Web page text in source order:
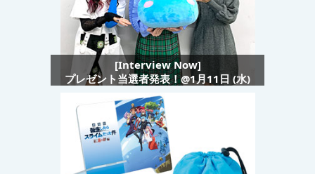
[Interview Now]
プレゼント当選者発表！@1月11日 (水)